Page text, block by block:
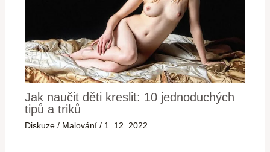
Jak naučit děti kreslit: 10 jednoduchých
tipů a triků
Diskuze / Malování / 1. 12. 2022